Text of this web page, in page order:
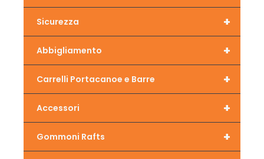
+
Sicurezza
+
Abbigliamento
+
Carrelli Portacanoe e Barre
+
Accessori
+
Gommoni Rafts